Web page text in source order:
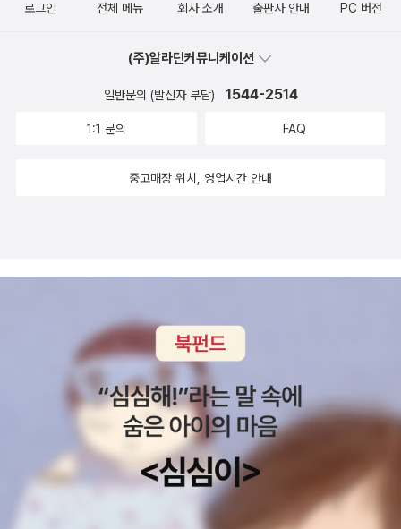
이야기해주는 답변이 달라지기 떄문에도대체 어떻게 사용해야 최적
속 발전하고 있고앞으로 우리 인생에 살아감에서도 더 이상 절대로
빠질 수 없게 될겁니다하지만 프롬프트 엔지니어링을 통해 최적의 답
어링이라는 직군에 대해 미리 미리 관심이 있다면개념과 확장 그리고
로그인 전체 메뉴 회사 소개 출판사 안내 PC 버전
(주)알라딘커뮤니케이션
일반문의 (발신자 부담) 1544-2514
1:1 문의 FAQ
중고매장 위치, 영업시간 안내